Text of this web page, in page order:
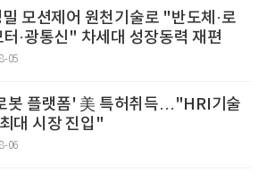
모션제어 원천기술로 "반도체·로
터·광통신" 차세대 성장동력 재편
05
봇 플랫폼' 美 특허취득…"HRI기술
대 시장 진입"
06